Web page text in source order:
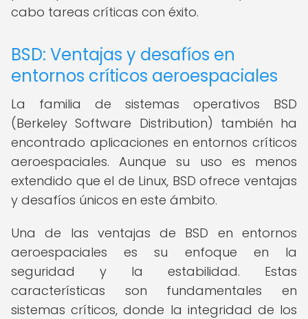
cabo tareas críticas con éxito.
BSD: Ventajas y desafíos en
entornos críticos aeroespaciales
La familia de sistemas operativos BSD
(Berkeley Software Distribution) también ha
encontrado aplicaciones en entornos críticos
aeroespaciales. Aunque su uso es menos
extendido que el de Linux, BSD ofrece ventajas
y desafíos únicos en este ámbito.
Una de las ventajas de BSD en entornos
aeroespaciales es su enfoque en la
seguridad y la estabilidad. Estas
características son fundamentales en
sistemas críticos, donde la integridad de los